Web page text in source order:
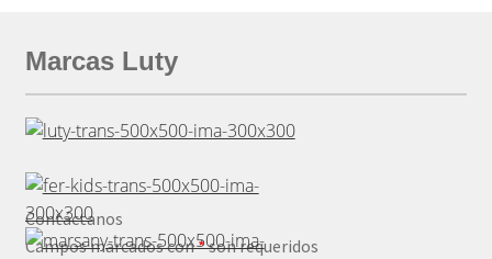
Marcas Luty
Contáctanos
Campos marcados con*son requeridos